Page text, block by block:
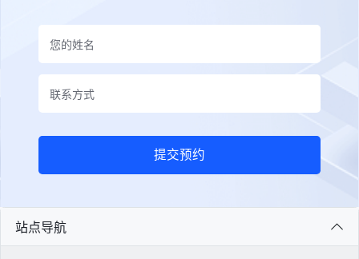
提交预约
站点导航